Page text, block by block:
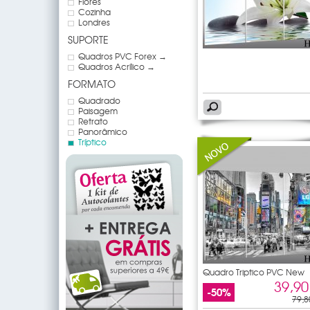
Cozinha
Londres
SUPORTE
Quadros PVC Forex →
Quadros Acrílico →
FORMATO
Quadrado
Paisagem
Retrato
Panorâmico
Tríptico
Quadro Triptico PVC New
York
-50%